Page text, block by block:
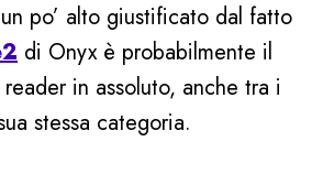
po’ alto giustificato dal fatto
di Onyx è probabilmente il
in assoluto, anche tra i
stessa categoria.